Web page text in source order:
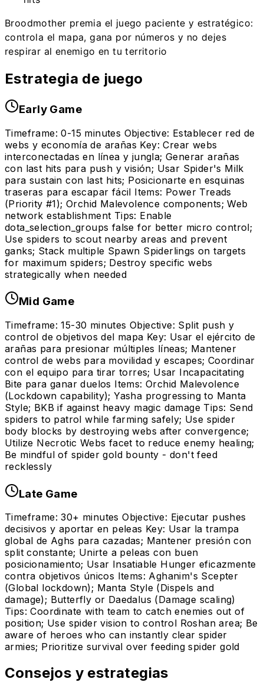
Broodmother premia el juego paciente y estratégico:
controla el mapa, gana por números y no dejes
respirar al enemigo en tu territorio
Estrategia de juego
Early Game
Timeframe: 0-15 minutes Objective: Establecer red de
webs y economía de arañas Key: Crear webs
interconectadas en línea y jungla; Generar arañas
con last hits para push y visión; Usar Spider's Milk
para sustain con last hits; Posicionarte en esquinas
traseras para escapar fácil Items: Power Treads
(Priority #1); Orchid Malevolence components; Web
network establishment Tips: Enable
dota_selection_groups false for better micro control;
Use spiders to scout nearby areas and prevent
ganks; Stack multiple Spawn Spiderlings on targets
for maximum spiders; Destroy specific webs
strategically when needed
Mid Game
Timeframe: 15-30 minutes Objective: Split push y
control de objetivos del mapa Key: Usar el ejército de
arañas para presionar múltiples líneas; Mantener
control de webs para movilidad y escapes; Coordinar
con el equipo para tirar torres; Usar Incapacitating
Bite para ganar duelos Items: Orchid Malevolence
(Lockdown capability); Yasha progressing to Manta
Style; BKB if against heavy magic damage Tips: Send
spiders to patrol while farming safely; Use spider
body blocks by destroying webs after convergence;
Utilize Necrotic Webs facet to reduce enemy healing;
Be mindful of spider gold bounty - don't feed
recklessly
Late Game
Timeframe: 30+ minutes Objective: Ejecutar pushes
decisivos y aportar en peleas Key: Usar la trampa
global de Aghs para cazadas; Mantener presión con
split constante; Unirte a peleas con buen
posicionamiento; Usar Insatiable Hunger eficazmente
contra objetivos únicos Items: Aghanim's Scepter
(Global lockdown); Manta Style (Dispels and
damage); Butterfly or Daedalus (Damage scaling)
Tips: Coordinate with team to catch enemies out of
position; Use spider vision to control Roshan area; Be
aware of heroes who can instantly clear spider
armies; Prioritize survival over feeding spider gold
Consejos y estrategias